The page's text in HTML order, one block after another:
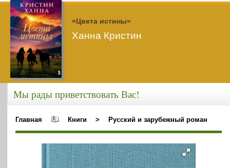
«Цвета истины»
Ханна Кристин
Мы рады приветствовать Вас!
Главная Книги > Русский и зарубежный роман